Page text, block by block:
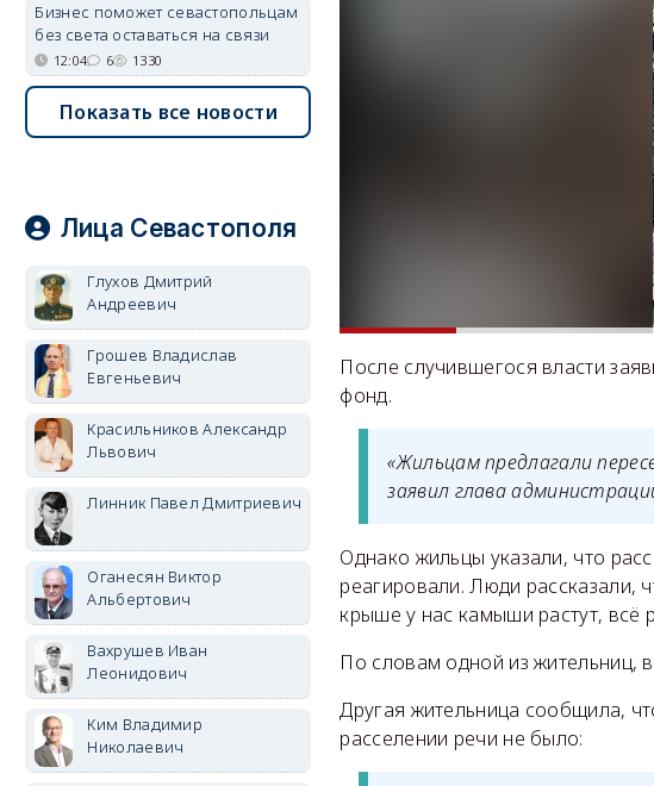
После случившегося власти
фонд.
«Жильцам предлагали
заявил глава
Однако жильцы указали, что
реагировали. Люди рассказали,
крыше у нас камыши растут, всё
По словам одной из жительниц,
Другая жительница сообщила,
расселении речи не было:
Бизнес поможет севастопольцам
без света оставаться на связи
12:04 6 1330
Показать все новости
Лица Севастополя
Глухов Дмитрий
Андреевич
Грошев Владислав
Евгеньевич
Красильников Александр
Львович
Линник Павел Дмитриевич
Оганесян Виктор
Альбертович
Вахрушев Иван
Леонидович
Ким Владимир
Николаевич